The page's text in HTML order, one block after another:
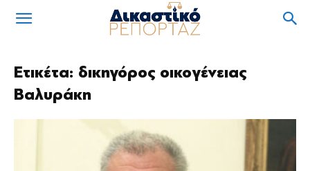
Ετικέτα: δικηγόρος οικογένειας
Βαλυράκη